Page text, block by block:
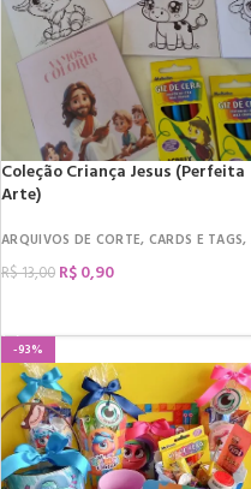
Coleção Criança Jesus (Perfeita
Arte)
ARQUIVOS DE CORTE, CARDS E TAGS,
R$13,00 R$0,90
-93%